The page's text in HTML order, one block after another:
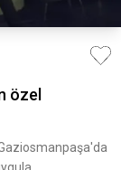
özel